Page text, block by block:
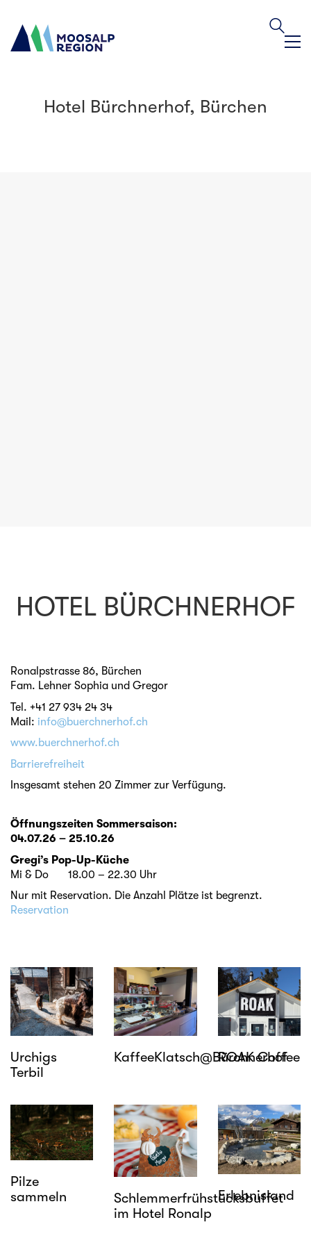
Hotel Bürchnerhof, Bürchen
HOTEL BÜRCHNERHOF
Ronalpstrasse 86, Bürchen
Fam. Lehner Sophia und Gregor
Tel. +41 27 934 24 34
Mail: info@buerchnerhof.ch
www.buerchnerhof.ch
Barrierefreiheit
Insgesamt stehen 20 Zimmer zur Verfügung.
Öffnungszeiten Sommersaison:
04.07.26 – 25.10.26
Gregi’s Pop-Up-Küche
Mi & Do 18.00 – 22.30 Uhr
Nur mit Reservation. Die Anzahl Plätze ist begrenzt.
Reservation
Urchigs
Terbil
KaffeeKlatsch@Bürchnerhof
ROAK Coffee
Pilze
sammeln
Schlemmerfrühstücksbuffet
im Hotel Ronalp
Erlebnisland